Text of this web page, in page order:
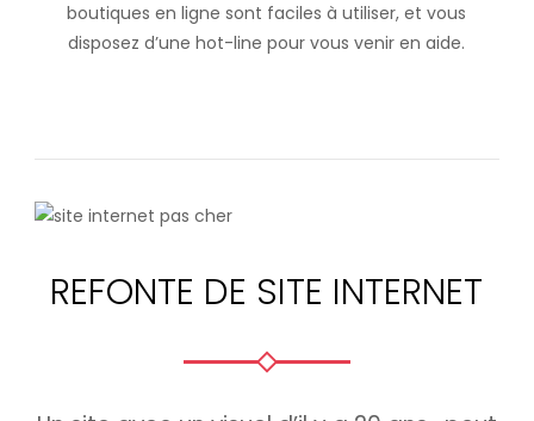
boutiques en ligne sont faciles à utiliser, et vous
disposez d’une hot-line pour vous venir en aide.
REFONTE DE SITE INTERNET